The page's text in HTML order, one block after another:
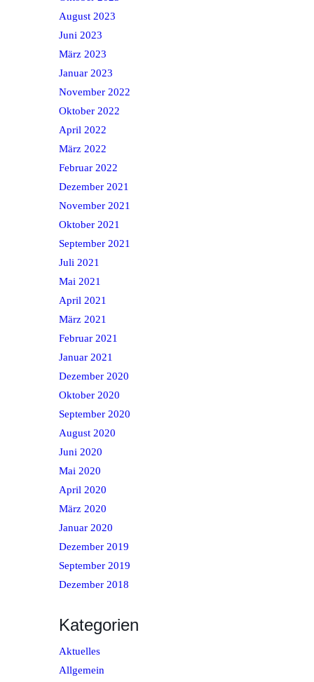
August 2023
Juni 2023
März 2023
Januar 2023
November 2022
Oktober 2022
April 2022
März 2022
Februar 2022
Dezember 2021
November 2021
Oktober 2021
September 2021
Juli 2021
Mai 2021
April 2021
März 2021
Februar 2021
Januar 2021
Dezember 2020
Oktober 2020
September 2020
August 2020
Juni 2020
Mai 2020
April 2020
März 2020
Januar 2020
Dezember 2019
September 2019
Dezember 2018
Kategorien
Aktuelles
Allgemein